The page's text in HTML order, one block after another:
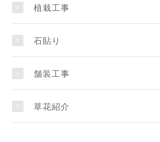
植栽工事
石貼り
舗装工事
草花紹介